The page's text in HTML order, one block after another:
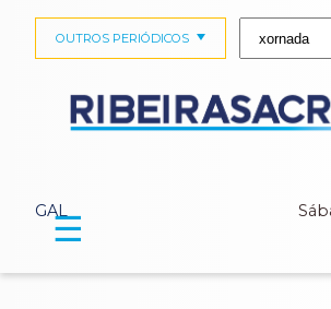
GAL
OUTROS PERIÓDICOS
☰